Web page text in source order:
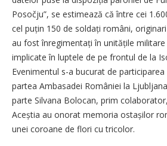
Posočju”, se estimează că între cei
cel puțin 150 de soldați români,
au fost înregimentați în unită­țile
implicate în luptele de pe frontul de la
Evenimentul s-a bucurat de
partea Ambasadei României la
parte Silvana Bolocan, prim
Aceștia au onorat memoria ostașilor
unei coroane de flori cu tricolor.